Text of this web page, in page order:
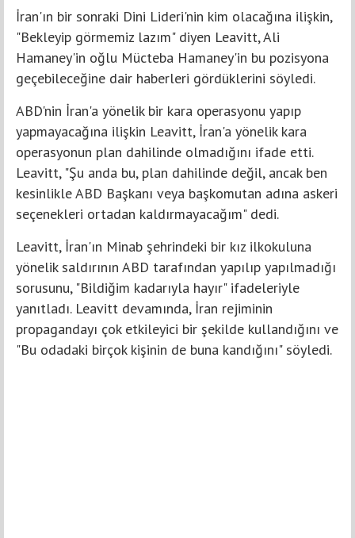
İran'ın bir sonraki Dini Lideri'nin kim olacağına ilişkin,
"Bekleyip görmemiz lazım" diyen Leavitt, Ali
Hamaney'in oğlu Mücteba Hamaney'in bu pozisyona
geçebileceğine dair haberleri gördüklerini söyledi.
ABD'nin İran'a yönelik bir kara operasyonu yapıp
yapmayacağına ilişkin Leavitt, İran'a yönelik kara
operasyonun plan dahilinde olmadığını ifade etti.
Leavitt, "Şu anda bu, plan dahilinde değil, ancak ben
kesinlikle ABD Başkanı veya başkomutan adına askeri
seçenekleri ortadan kaldırmayacağım" dedi.
Leavitt, İran'ın Minab şehrindeki bir kız ilkokuluna
yönelik saldırının ABD tarafından yapılıp yapılmadığı
sorusunu, "Bildiğim kadarıyla hayır" ifadeleriyle
yanıtladı. Leavitt devamında, İran rejiminin
propagandayı çok etkileyici bir şekilde kullandığını ve
"Bu odadaki birçok kişinin de buna kandığını" söyledi.